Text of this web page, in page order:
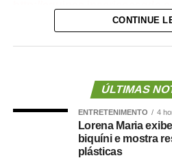
Entre as novidades desta
modalidades de boliche e vôlei
Paralímpicos. Outra atração
CONTINUE
ÚLTIMAS
ENTRETENIMENTO 4
Lorena Maria
biquíni e mostra
plásticas